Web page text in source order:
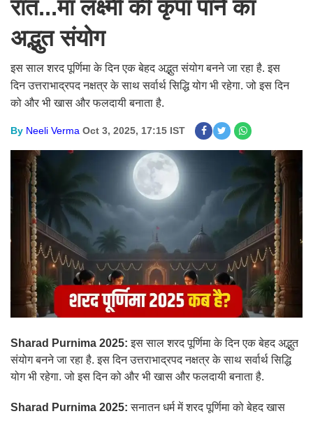
रात...मां लक्ष्मी की कृपा पाने का
अद्भुत संयोग
इस साल शरद पूर्णिमा के दिन एक बेहद अद्भुत संयोग बनने जा रहा है. इस
दिन उत्तराभाद्रपद नक्षत्र के साथ सर्वार्थ सिद्धि योग भी रहेगा. जो इस दिन
को और भी खास और फलदायी बनाता है.
By Neeli Verma Oct 3, 2025, 17:15 IST
Sharad Purnima 2025:इस साल शरद पूर्णिमा के दिन एक बेहद अद्भुत
संयोग बनने जा रहा है. इस दिन उत्तराभाद्रपद नक्षत्र के साथ सर्वार्थ सिद्धि
योग भी रहेगा. जो इस दिन को और भी खास और फलदायी बनाता है.
Sharad Purnima 2025: सनातन धर्म में शरद पूर्णिमा को बेहद खास